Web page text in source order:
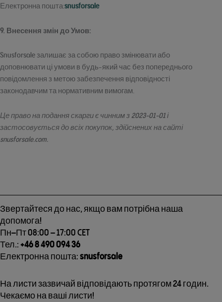
Електронна пошта:snusforsale
9. Внесення змін до Умов:
Snusforsale залишає за собою право змінювати або
доповнювати ці умови в будь-який час без попереднього
повідомлення з метою забезпечення відповідності
законодавчим та нормативним вимогам.
Це право на подання скарги є чинним з 2023-01-01 і
застосовується до всіх покупок, здійснених на сайті
snusforsale.com.
Звертайтеся до нас, якщо вам потрібна наша
допомога!
Пн–Пт 08:00 – 17:00 CET
Тел.:+46 8 490 094 36
Електронна пошта:snusforsale
На листи зазвичай відповідають протягом 24 годин.
Чекаємо на ваші листи!